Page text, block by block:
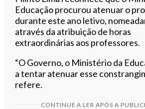
Educação procurou atenuar o
durante este ano letivo,
através da atribuição de horas
extraordinárias aos professores.
“O Governo, o Ministério da
a tentar atenuar esse
refere.
CONTINUE A LER APÓS A